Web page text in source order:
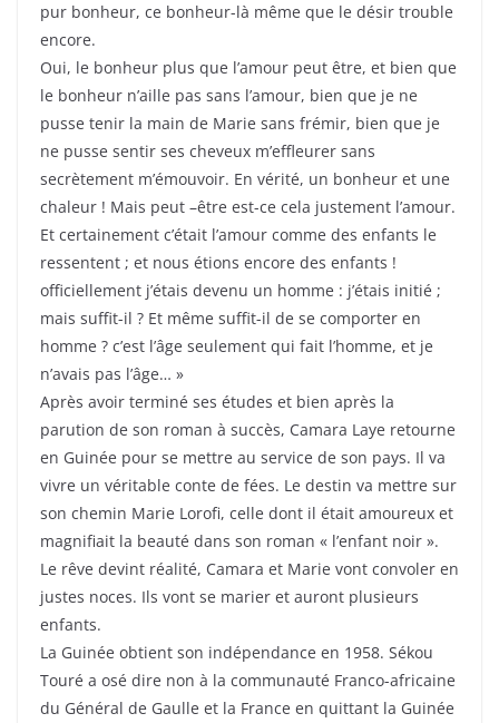
pur bonheur, ce bonheur-là même que le désir trouble
encore.
Oui, le bonheur plus que l’amour peut être, et bien que
le bonheur n’aille pas sans l’amour, bien que je ne
pusse tenir la main de Marie sans frémir, bien que je
ne pusse sentir ses cheveux m’effleurer sans
secrètement m’émouvoir. En vérité, un bonheur et une
chaleur ! Mais peut –être est-ce cela justement l’amour.
Et certainement c’était l’amour comme des enfants le
ressentent ; et nous étions encore des enfants !
officiellement j’étais devenu un homme : j’étais initié ;
mais suffit-il ? Et même suffit-il de se comporter en
homme ? c’est l’âge seulement qui fait l’homme, et je
n’avais pas l’âge… »
Après avoir terminé ses études et bien après la
parution de son roman à succès, Camara Laye retourne
en Guinée pour se mettre au service de son pays. Il va
vivre un véritable conte de fées. Le destin va mettre sur
son chemin Marie Lorofi, celle dont il était amoureux et
magnifiait la beauté dans son roman « l’enfant noir ».
Le rêve devint réalité, Camara et Marie vont convoler en
justes noces. Ils vont se marier et auront plusieurs
enfants.
La Guinée obtient son indépendance en 1958. Sékou
Touré a osé dire non à la communauté Franco-africaine
du Général de Gaulle et la France en quittant la Guinée